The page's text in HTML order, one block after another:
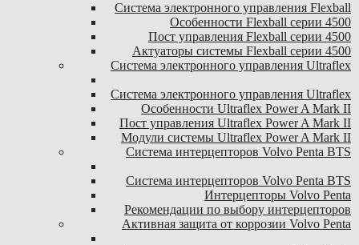
Система электронного управления Flexball
Особенности Flexball серии 4500
Пост управления Flexball серии 4500
Актуаторы системы Flexball серии 4500
Система электронного управления Ultraflex
Система электронного управления Ultraflex
Особенности Ultraflex Power A Mark II
Пост управления Ultraflex Power A Mark II
Модули системы Ultraflex Power A Mark II
Система интерцепторов Volvo Penta BTS
Система интерцепторов Volvo Penta BTS
Интерцепторы Volvo Penta
Рекомендации по выбору интерцепторов
Активная защита от коррозии Volvo Penta